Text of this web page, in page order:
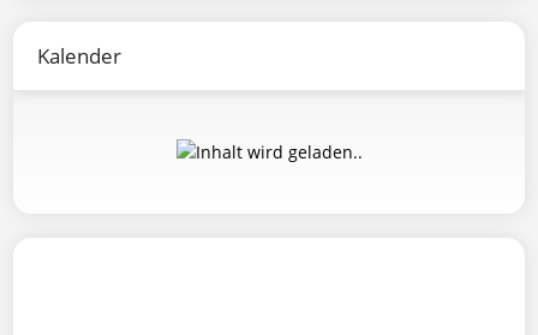
Kalender